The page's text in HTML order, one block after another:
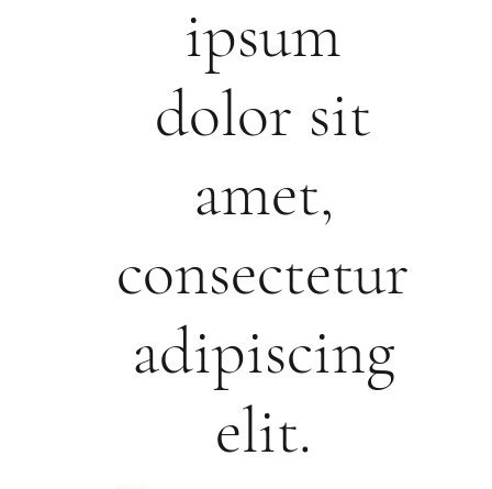
ipsum
dolor sit
amet,
consectetur
adipiscing
elit.